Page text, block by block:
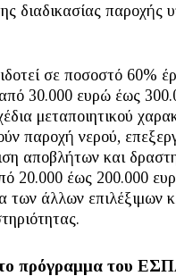
διαδικασίας παροχής
σε ποσοστό 60%
30.000 ευρώ έως
μεταποιητικού
παροχή νερού,
αποβλήτων και
20.000 έως 200.000
των άλλων επιλέξιμων
πρόγραμμα του